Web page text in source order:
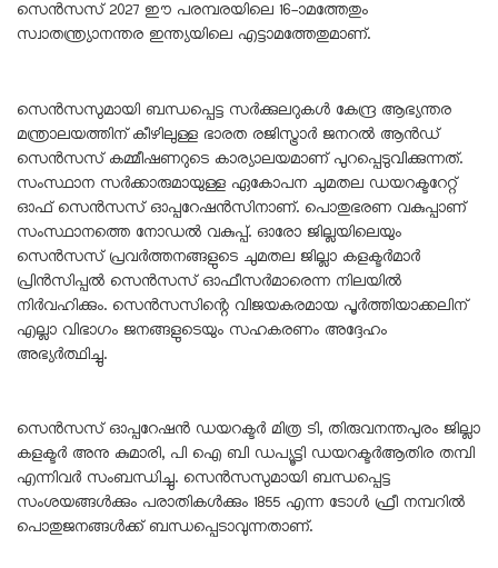
സെൻസസ് 2027 ഈ പരമ്പരയിലെ 16-ാമത്തേതും
സ്വാതന്ത്ര്യാനന്തര ഇന്ത്യയിലെ എട്ടാമത്തേതുമാണ്.
സെൻസസുമായി ബന്ധപ്പെട്ട സർക്കുലറുകൾ കേന്ദ്ര ആഭ്യന്തര
മന്ത്രാലയത്തിന് കീഴിലുള്ള ഭാരത രജിസ്ട്രാർ ജനറൽ ആൻഡ്
സെൻസസ് കമ്മീഷണറുടെ കാര്യാലയമാണ് പുറപ്പെടുവിക്കുന്നത്.
സംസ്ഥാന സർക്കാരുമായുള്ള ഏകോപന ചുമതല ഡയറക്ടറേറ്റ്
ഓഫ് സെൻസസ് ഓപ്പറേഷൻസിനാണ്. പൊതുഭരണ വകുപ്പാണ്
സംസ്ഥാനത്തെ നോഡൽ വകുപ്പ്. ഓരോ ജില്ലയിലെയും
സെൻസസ് പ്രവർത്തനങ്ങളുടെ ചുമതല ജില്ലാ കളക്ടർമാർ
പ്രിൻസിപ്പൽ സെൻസസ് ഓഫീസർമാരെന്ന നിലയിൽ
നിർവഹിക്കും. സെൻസസിന്റെ വിജയകരമായ പൂർത്തിയാക്കലിന്
എല്ലാ വിഭാഗം ജനങ്ങളുടെയും സഹകരണം അദ്ദേഹം
അഭ്യർത്ഥിച്ചു.
സെൻസസ് ഓപ്പറേഷൻ ഡയറക്ടർ മിത്ര ടി, തിരുവനന്തപുരം ജില്ലാ
കളക്ടർ അനു കുമാരി, പി ഐ ബി ഡപ്യൂട്ടി ഡയറക്ടർആതിര തമ്പി
എന്നിവർ സംബന്ധിച്ചു. സെൻസസുമായി ബന്ധപ്പെട്ട
സംശയങ്ങൾക്കും പരാതികൾക്കും 1855 എന്ന ടോൾ ഫ്രീ നമ്പറിൽ
പൊതുജനങ്ങൾക്ക് ബന്ധപ്പെടാവുന്നതാണ്.